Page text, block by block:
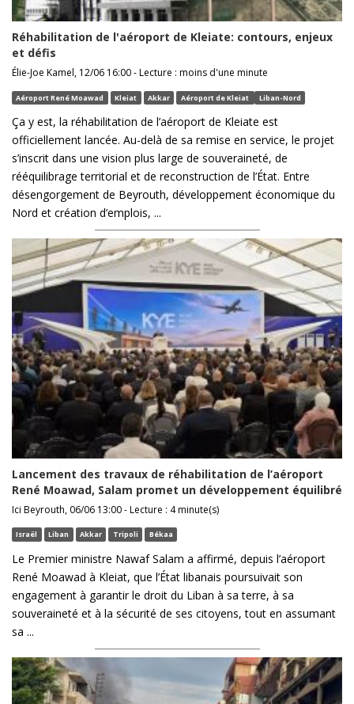
Réhabilitation de l'aéroport de Kleiate: contours, enjeux
et défis
Élie-Joe Kamel, 12/06 16:00 - Lecture : moins d'une minute
Aéroport René Moawad Kleiat Akkar Aéroport de Kleiat Liban-Nord
Ça y est, la réhabilitation de l’aéroport de Kleiate est
officiellement lancée. Au-delà de sa remise en service, le projet
s’inscrit dans une vision plus large de souveraineté, de
rééquilibrage territorial et de reconstruction de l’État. Entre
désengorgement de Beyrouth, développement économique du
Nord et création d’emplois, ...
Lancement des travaux de réhabilitation de l’aéroport
René Moawad, Salam promet un développement équilibré
Ici Beyrouth, 06/06 13:00 - Lecture : 4 minute(s)
Israël Liban Akkar Tripoli Békaa
Le Premier ministre Nawaf Salam a affirmé, depuis l’aéroport
René Moawad à Kleiat, que l’État libanais poursuivait son
engagement à garantir le droit du Liban à sa terre, à sa
souveraineté et à la sécurité de ses citoyens, tout en assumant
sa ...